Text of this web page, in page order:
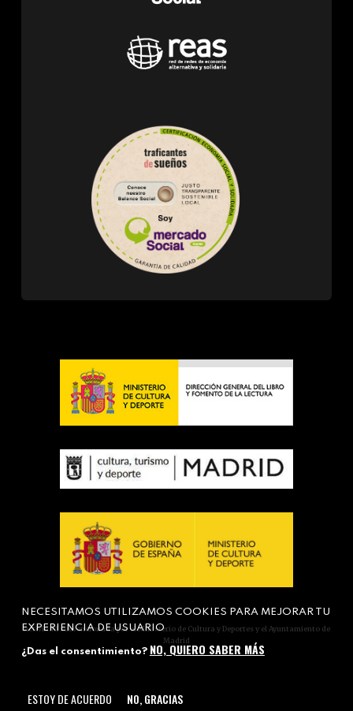
Actividad subvencionada por el Ministerio de Cultura y Deportes y el Ayuntamiento de
Madrid
NECESITAMOS UTILIZAMOS COOKIES PARA MEJORAR TU
EXPERIENCIA DE USUARIO
¿Das el consentimiento? NO, QUIERO SABER MÁS
ESTOY DE ACUERDO NO, GRACIAS